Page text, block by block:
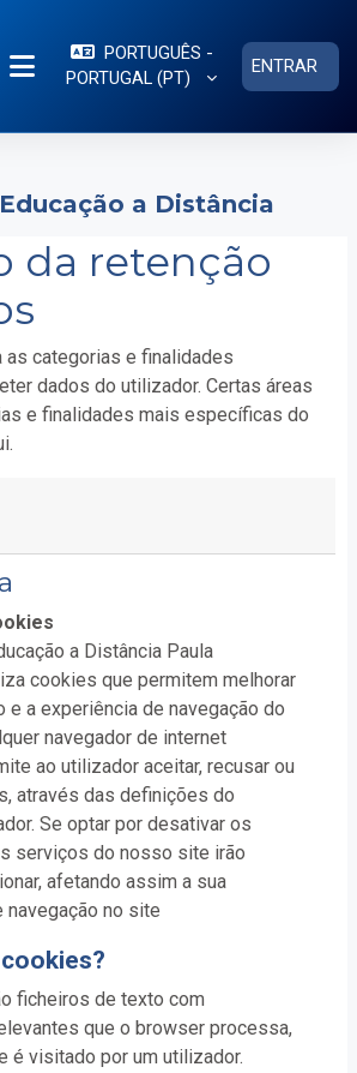
PAINEL LATERAL
PORTUGUÊS -
PORTUGAL ‎(PT)‎
ENTRAR
a Distância
da retenção
as categorias e finalidades
dados do utilizador. Certas áreas
e finalidades mais específicas do
a Distância Paula
cookies que permitem melhorar
e a experiência de navegação do
navegador de internet
ao utilizador aceitar, recusar ou
através das definições do
Se optar por desativar os
serviços do nosso site irão
afetando assim a sua
navegação no site
ficheiros de texto com
que o browser processa,
é visitado por um utilizador.